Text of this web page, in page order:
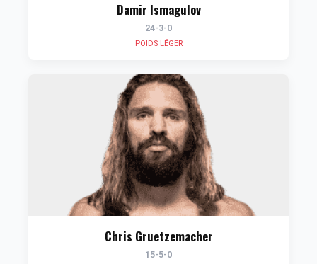
Damir Ismagulov
24-3-0
POIDS LÉGER
Chris Gruetzemacher
15-5-0